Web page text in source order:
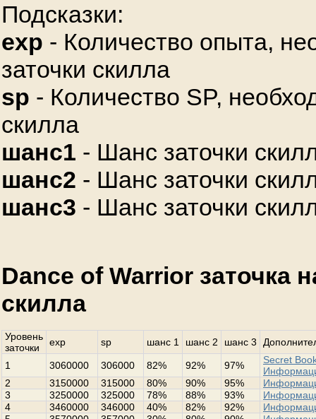
Подсказки:
exp - Количество опыта,
заточки скилла
sp - Количество SP,
скилла
шанс1 - Шанс заточки
шанс2 - Шанс заточки
шанс3 - Шанс заточки
Dance of Warrior заточка
скилла
Уровень
заточки
exp sp шанс 1 шанс 2 шанс 3
1 3060000 306000 82% 92% 97%
Secret
2
3150000 315000 80% 90% 95%
3
3250000 325000 78% 88% 93%
4
3460000 346000 40% 82% 92%